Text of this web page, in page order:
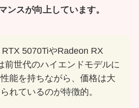
ンスが向上しています。
5070TiやRadeon RX
前世代のハイエンドモデルに
能を持ちながら、価格は大
れているのが特徴的。